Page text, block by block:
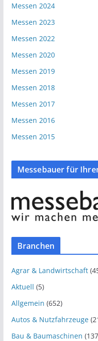
Messen 2024
Messen 2023
Messen 2022
Messen 2020
Messen 2019
Messen 2018
Messen 2017
Messen 2016
Messen 2015
Messebauer für
Branchen
Agrar & Landwirtschaft
Aktuell (5)
Allgemein (652)
Autos & Nutzfahrzeuge
Bau & Baumaschinen